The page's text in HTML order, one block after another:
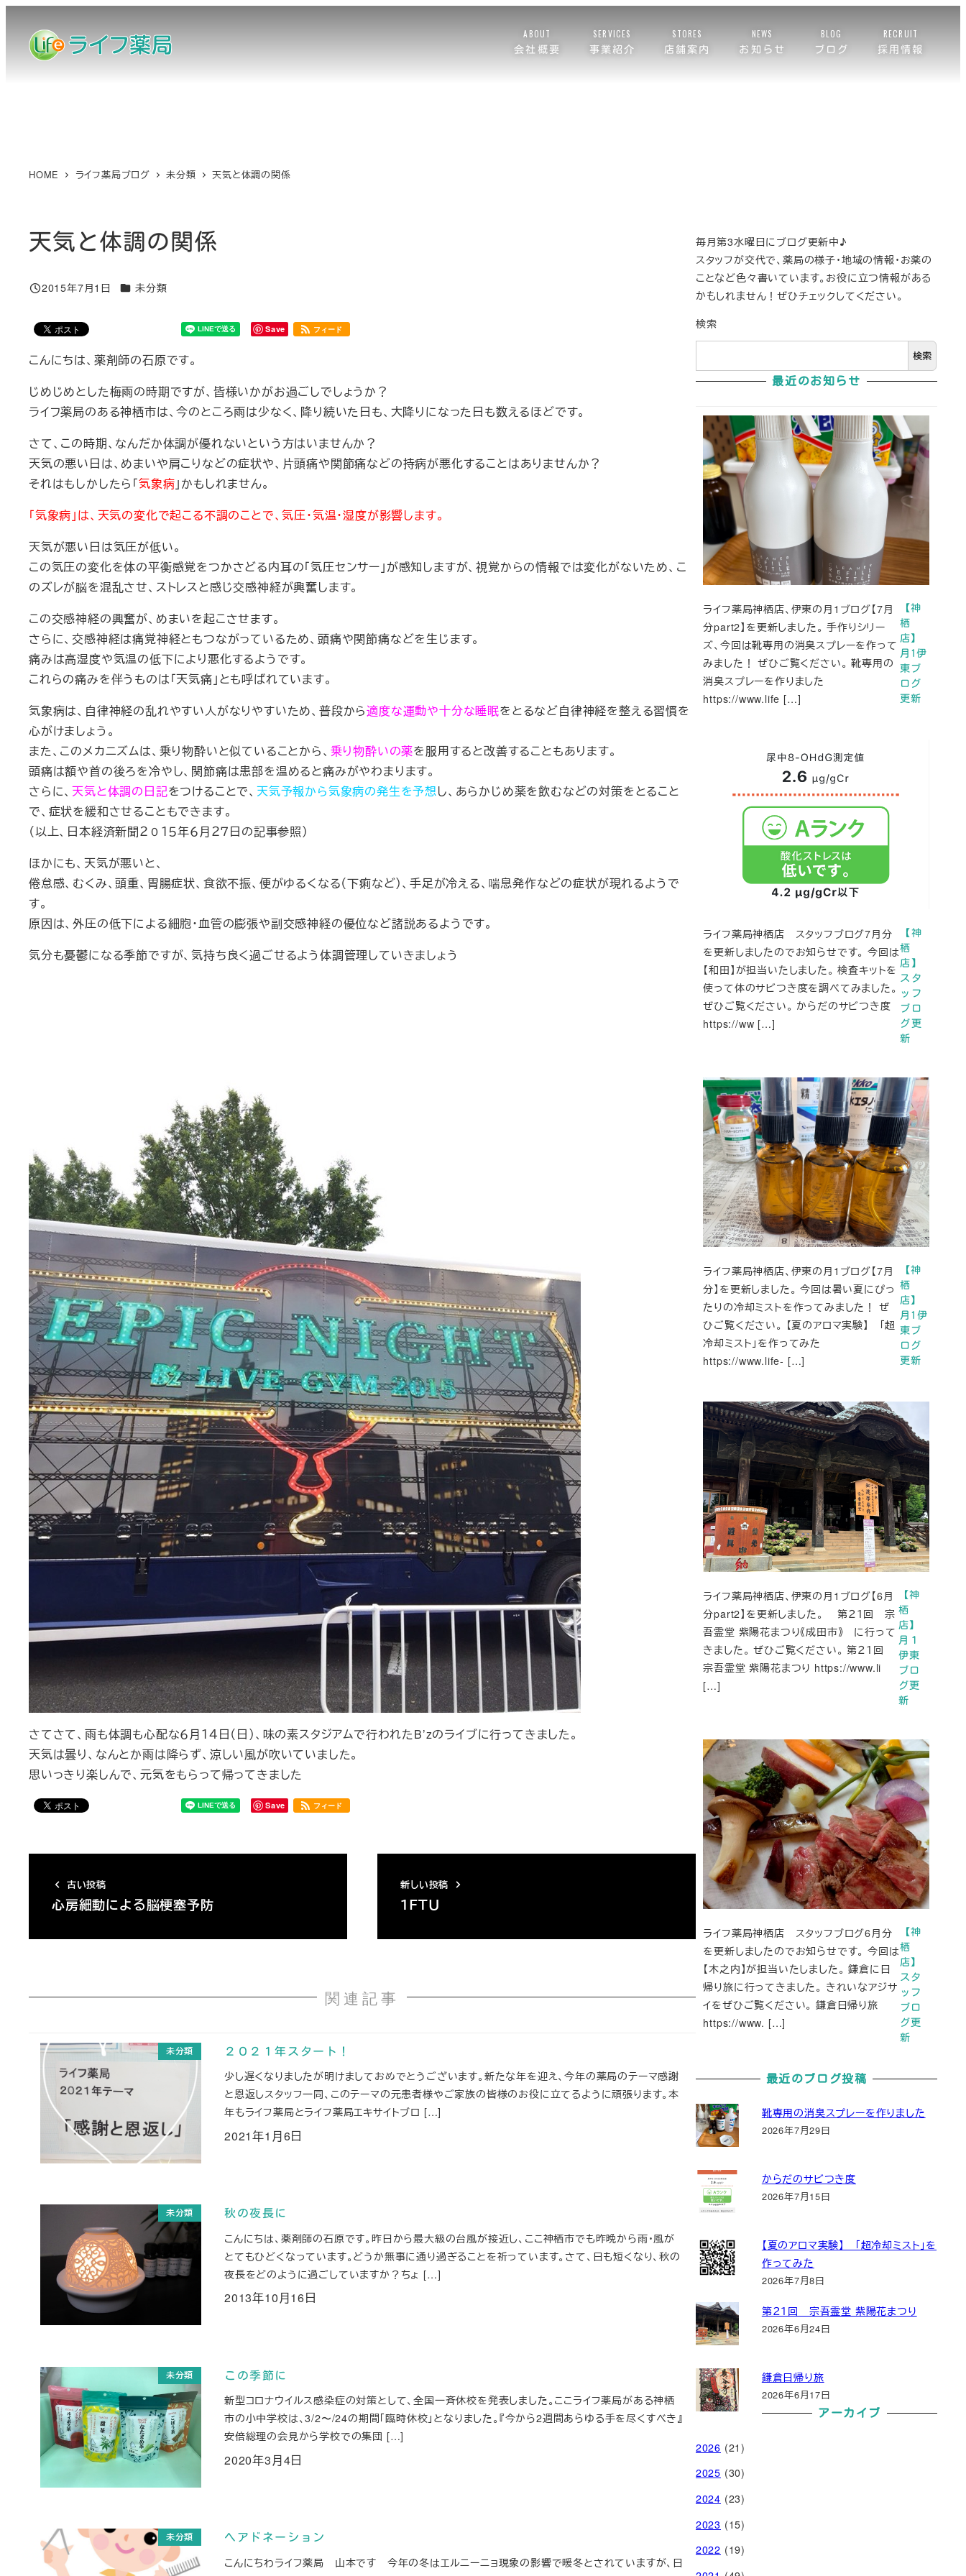
ABOUT
会社概要
SERVICES
事業紹介
STORES
店舗案内
NEWS
お知らせ
BLOG
ブログ
RECRUIT
採用情報
HOME ライフ薬局ブログ 未分類 天気と体調の関係
天気と体調の関係
投稿日
2015年7月1日 カテゴリー
未分類
Save フィード
こんにちは、薬剤師の石原です。
じめじめとした梅雨の時期ですが、皆様いかがお過ごしでしょうか？
ライフ薬局のある神栖市は、今のところ雨は少なく、降り続いた日も、大降りになった日も数えるほどです。
さて、この時期、なんだか体調が優れないという方はいませんか？
天気の悪い日は、めまいや肩こりなどの症状や、片頭痛や関節痛などの持病が悪化することはありませんか？
それはもしかしたら「気象病」かもしれません。
「気象病」は、天気の変化で起こる不調のことで、気圧・気温・湿度が影響します。
天気が悪い日は気圧が低い。
この気圧の変化を体の平衡感覚をつかさどる内耳の「気圧センサー」が感知しますが、視覚からの情報では変化がないため、こ
のズレが脳を混乱させ、ストレスと感じ交感神経が興奮します。
この交感神経の興奮が、めまいを起こさせます。
さらに、交感神経は痛覚神経ともつながっているため、頭痛や関節痛などを生じます。
痛みは高湿度や気温の低下により悪化するようです。
これらの痛みを伴うものは「天気痛」とも呼ばれています。
気象病は、自律神経の乱れやすい人がなりやすいため、普段から適度な運動や十分な睡眠をとるなど自律神経を整える習慣を
心がけましょう。
また、このメカニズムは、乗り物酔いと似ていることから、 乗り物酔いの薬を服用すると改善することもあります。
頭痛は額や首の後ろを冷やし、関節痛は患部を温めると痛みがやわまります。
さらに、天気と体調の日記をつけることで、天気予報から気象病の発生を予想し、あらかじめ薬を飲むなどの対策をとること
で、症状を緩和させることもできます。
（以上、日本経済新聞２０１５年６月２７日の記事参照）
ほかにも、天気が悪いと、
倦怠感、むくみ、頭重、胃腸症状、食欲不振、便がゆるくなる（下痢など）、手足が冷える、喘息発作などの症状が現れるようで
す。
原因は、外圧の低下による細胞・血管の膨張や副交感神経の優位など諸説あるようです。
気分も憂鬱になる季節ですが、気持ち良く過ごせるよう体調管理していきましょう
さてさて、雨も体調も心配な６月１４日（日）、味の素スタジアムで行われたB’zのライブに行ってきました。
天気は曇り、なんとか雨は降らず、涼しい風が吹いていました。
思いっきり楽しんで、元気をもらって帰ってきました
Save フィード
古い投稿
心房細動による脳梗塞予防
新しい投稿
１ＦＴＵ
関連記事
未分類 ２０２１年スタート！
少し遅くなりましたが明けましておめでとうございます。新たな年を迎え、今年の薬局のテーマ感謝
と恩返しスタッフ一同、このテーマの元患者様やご家族の皆様のお役に立てるように頑張ります。本
年もライフ薬局とライフ薬局エキサイトブロ […]
投稿日
2021年1月6日
未分類 秋の夜長に
こんにちは、薬剤師の石原です。昨日から最大級の台風が接近し、ここ神栖市でも昨晩から雨・風が
とてもひどくなっています。どうか無事に通り過ぎることを祈っています。さて、日も短くなり、秋の
夜長をどのように過ごしていますか？ちょ […]
投稿日
2013年10月16日
未分類 この季節に
新型コロナウイルス感染症の対策として、全国一斉休校を発表しました。ここライフ薬局がある神栖
市の小中学校は、3/2〜/24の期間「臨時休校」となりました。『今から2週間あらゆる手を尽くすべき』
安倍総理の会見から学校での集団 […]
投稿日
2020年3月4日
未分類 ヘアドネーション
こんにちわライフ薬局 山本です 今年の冬はエルニーニョ現象の影響で暖冬とされていますが、日
毎月第3水曜日にブログ更新中♪
スタッフが交代で、薬局の様子・地域の情報・お薬の
ことなど色々書いています。お役に立つ情報がある
かもしれません！ぜひチェックしてください。
検索
検索
最近のお知らせ
【神
栖
店】
月1伊
東ブ
ログ
更新
ライフ薬局神栖店、伊東の月1ブログ【7月
分part2】を更新しました。 手作りシリー
ズ、今回は靴専用の消臭スプレーを作って
みました！ ぜひご覧ください。 靴専用の
消臭スプレーを作りました
https://www.life […]
【神
栖
店】
スタ
ッフ
ブロ
グ更
新
ライフ薬局神栖店 スタッフブログ7月分
を更新しましたのでお知らせです。 今回は
【和田】が担当いたしました。 検査キットを
使って体のサビつき度を調べてみました。
ぜひご覧ください。 からだのサビつき度
https://ww […]
【神
栖
店】
月1伊
東ブ
ログ
更新
ライフ薬局神栖店、伊東の月1ブログ【7月
分】を更新しました。 今回は暑い夏にぴっ
たりの冷却ミストを作ってみました！ ぜ
ひご覧ください。 【夏のアロマ実験】 「超
冷却ミスト」を作ってみた
https://www.life- […]
【神
栖
店】
月１
伊東
ブロ
グ更
新
ライフ薬局神栖店、伊東の月1ブログ【6月
分part2】を更新しました。 第２１回 宗
吾霊堂 紫陽花まつり《成田市》 に行って
きました。 ぜひご覧ください。 第２１回
宗吾霊堂 紫陽花まつり https://www.li
[…]
【神
栖
店】
スタ
ッフ
ブロ
グ更
新
ライフ薬局神栖店 スタッフブログ6月分
を更新しましたのでお知らせです。 今回は
【木之内】が担当いたしました。 鎌倉に日
帰り旅に行ってきました。 きれいなアジサ
イをぜひご覧ください。 鎌倉日帰り旅
https://www. […]
最近のブログ投稿
靴専用の消臭スプレーを作りました
2026年7月29日
からだのサビつき度
2026年7月15日
【夏のアロマ実験】 「超冷却ミスト」を
作ってみた
2026年7月8日
第２１回 宗吾霊堂 紫陽花まつり
2026年6月24日
鎌倉日帰り旅
2026年6月17日
アーカイブ
2026 (21)
2025 (30)
2024 (23)
2023 (15)
2022 (19)